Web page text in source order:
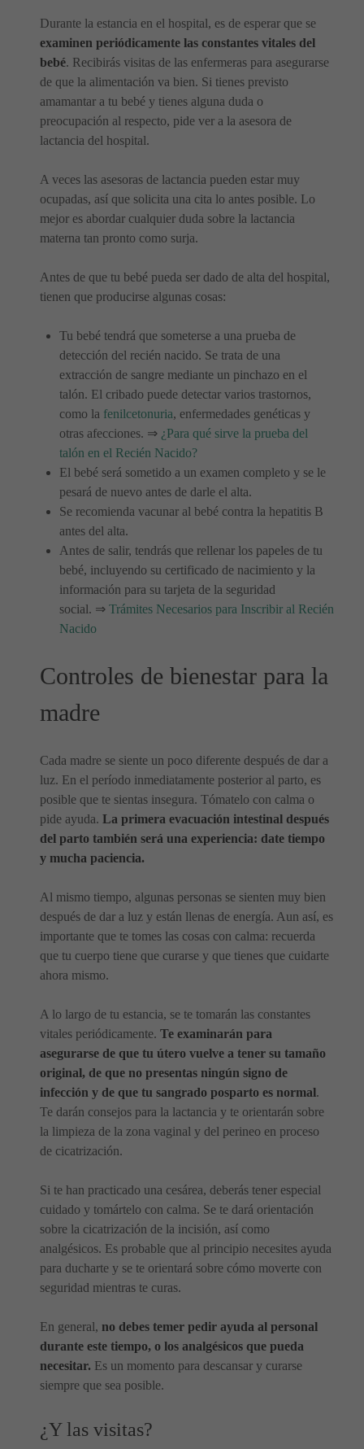
Durante la estancia en el hospital, es de esperar que se
examinen periódicamente las constantes vitales del
bebé. Recibirás visitas de las enfermeras para asegurarse
de que la alimentación va bien. Si tienes previsto
amamantar a tu bebé y tienes alguna duda o
preocupación al respecto, pide ver a la asesora de
lactancia del hospital.
A veces las asesoras de lactancia pueden estar muy
ocupadas, así que solicita una cita lo antes posible. Lo
mejor es abordar cualquier duda sobre la lactancia
materna tan pronto como surja.
Antes de que tu bebé pueda ser dado de alta del hospital,
tienen que producirse algunas cosas:
Tu bebé tendrá que someterse a una prueba de
detección del recién nacido. Se trata de una
extracción de sangre mediante un pinchazo en el
talón. El cribado puede detectar varios trastornos,
como la fenilcetonuria, enfermedades genéticas y
otras afecciones. ⇒ ¿Para qué sirve la prueba del
talón en el Recién Nacido?
El bebé será sometido a un examen completo y se le
pesará de nuevo antes de darle el alta.
Se recomienda vacunar al bebé contra la hepatitis B
antes del alta.
Antes de salir, tendrás que rellenar los papeles de tu
bebé, incluyendo su certificado de nacimiento y la
información para su tarjeta de la seguridad
social. ⇒ Trámites Necesarios para Inscribir al Recién
Nacido
Controles de bienestar para la
madre
Cada madre se siente un poco diferente después de dar a
luz. En el período inmediatamente posterior al parto, es
posible que te sientas insegura. Tómatelo con calma o
pide ayuda. La primera evacuación intestinal después
del parto también será una experiencia: date tiempo
y mucha paciencia.
Al mismo tiempo, algunas personas se sienten muy bien
después de dar a luz y están llenas de energía. Aun así, es
importante que te tomes las cosas con calma: recuerda
que tu cuerpo tiene que curarse y que tienes que cuidarte
ahora mismo.
A lo largo de tu estancia, se te tomarán las constantes
vitales periódicamente. Te examinarán para
asegurarse de que tu útero vuelve a tener su tamaño
original, de que no presentas ningún signo de
infección y de que tu sangrado posparto es normal.
Te darán consejos para la lactancia y te orientarán sobre
la limpieza de la zona vaginal y del perineo en proceso
de cicatrización.
Si te han practicado una cesárea, deberás tener especial
cuidado y tomártelo con calma. Se te dará orientación
sobre la cicatrización de la incisión, así como
analgésicos. Es probable que al principio necesites ayuda
para ducharte y se te orientará sobre cómo moverte con
seguridad mientras te curas.
En general, no debes temer pedir ayuda al personal
durante este tiempo, o los analgésicos que pueda
necesitar. Es un momento para descansar y curarse
siempre que sea posible.
¿Y las visitas?